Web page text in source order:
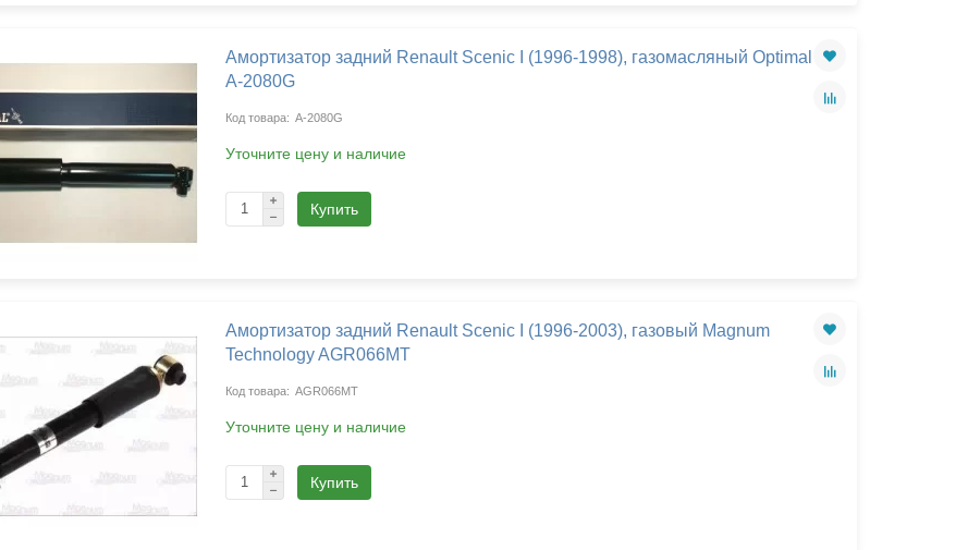
Russian
Українська
Амортизатор задний Renault Scenic I (1996-1998), газомасляный Optimal
A-2080G
A-2080G
Уточните цену и наличие
Купить
Амортизатор задний Renault Scenic I (1996-2003), газовый Magnum
Technology AGR066MT
AGR066MT
Уточните цену и наличие
Купить